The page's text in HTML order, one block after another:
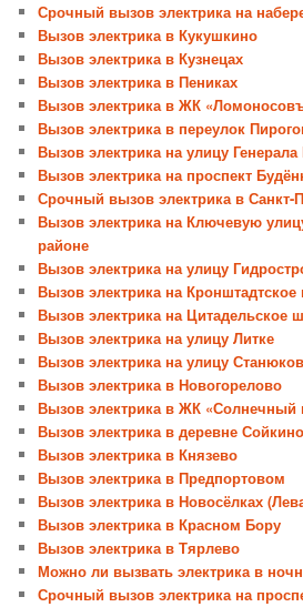
Срочный вызов электрика на
Вызов электрика в Кукушкино
Вызов электрика в Кузнецах
Вызов электрика в Пениках
Вызов электрика в ЖК
Вызов электрика в переулок
Вызов электрика на улицу
Вызов электрика на проспект
Срочный вызов электрика в Санкт-
Вызов электрика на Ключевую
районе
Вызов электрика на улицу
Вызов электрика на Кронштадтское
Вызов электрика на Цитадельское
Вызов электрика на улицу Литке
Вызов электрика на улицу
Вызов электрика в Новогорелово
Вызов электрика в ЖК «Солнечный
Вызов электрика в деревне Сойкино
Вызов электрика в Князево
Вызов электрика в Предпортовом
Вызов электрика в Новосёлках
Вызов электрика в Красном Бору
Вызов электрика в Тярлево
Можно ли вызвать электрика в
Срочный вызов электрика на